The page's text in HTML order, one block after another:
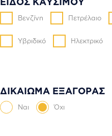
Βενζίνη Πετρέλαιο
Υβριδικό Ηλεκτρικό
ΔΙΚΑΙΩΜΑ ΕΞΑΓΟΡΑΣ
Ναι Όχι